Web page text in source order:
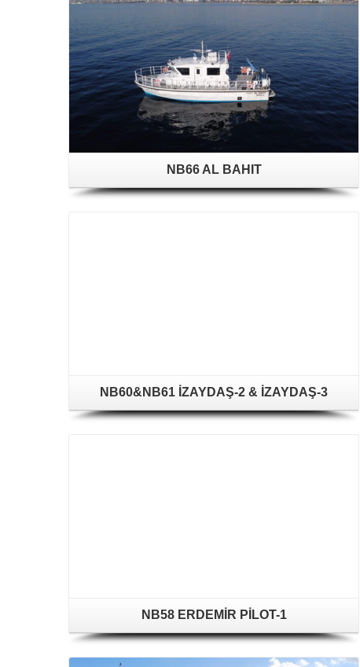
NB66 AL BAHIT
NB60&NB61 İZAYDAŞ-2 & İZAYDAŞ-3
NB58 ERDEMİR PİLOT-1